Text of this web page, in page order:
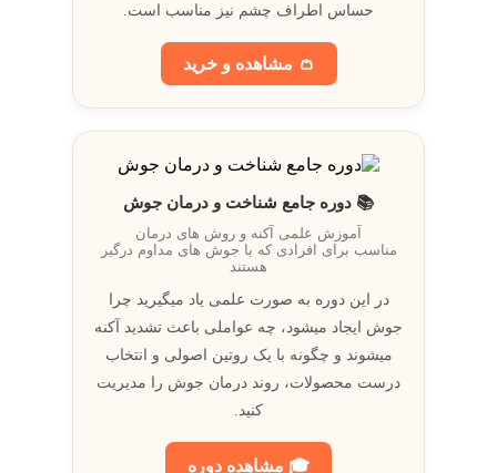
حساس اطراف چشم نيز مناسب است.
👛 مشاهده و خريد
📚 دوره جامع شناخت و درمان جوش
آموزش علمی آکنه و روش های درمان
مناسب برای افرادی که با جوش های مداوم درگیر
هستند
در اين دوره به صورت علمی ياد ميگيريد چرا
جوش ايجاد ميشود، چه عواملی باعث تشديد آکنه
ميشوند و چگونه با يک روتين اصولی و انتخاب
درست محصولات، روند درمان جوش را مديريت
کنيد.
🎓 مشاهده دوره